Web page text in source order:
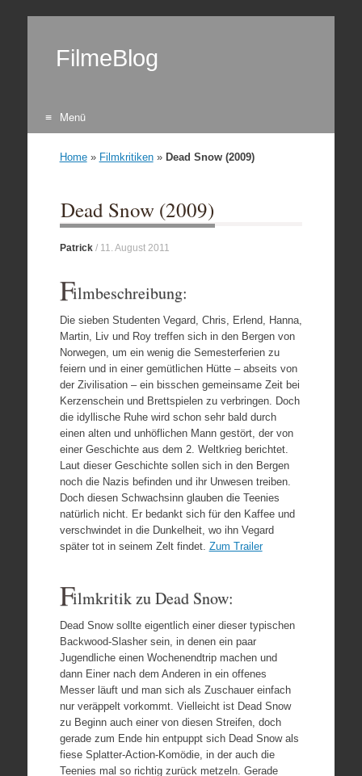
FilmeBlog
Menü
Home» Filmkritiken» Dead Snow (2009)
Dead Snow (2009)
Patrick/ 11. August 2011
Filmbeschreibung:
Die sieben Studenten Vegard, Chris, Erlend, Hanna,
Martin, Liv und Roy treffen sich in den Bergen von
Norwegen, um ein wenig die Semesterferien zu
feiern und in einer gemütlichen Hütte – abseits von
der Zivilisation – ein bisschen gemeinsame Zeit bei
Kerzenschein und Brettspielen zu verbringen. Doch
die idyllische Ruhe wird schon sehr bald durch
einen alten und unhöflichen Mann gestört, der von
einer Geschichte aus dem 2. Weltkrieg berichtet.
Laut dieser Geschichte sollen sich in den Bergen
noch die Nazis befinden und ihr Unwesen treiben.
Doch diesen Schwachsinn glauben die Teenies
natürlich nicht. Er bedankt sich für den Kaffee und
verschwindet in die Dunkelheit, wo ihn Vegard
später tot in seinem Zelt findet. Zum Trailer
Filmkritik zu Dead Snow:
Dead Snow sollte eigentlich einer dieser typischen
Backwood-Slasher sein, in denen ein paar
Jugendliche einen Wochenendtrip machen und
dann Einer nach dem Anderen in ein offenes
Messer läuft und man sich als Zuschauer einfach
nur veräppelt vorkommt. Vielleicht ist Dead Snow
zu Beginn auch einer von diesen Streifen, doch
gerade zum Ende hin entpuppt sich Dead Snow als
fiese Splatter-Action-Komödie, in der auch die
Teenies mal so richtig zurück metzeln. Gerade